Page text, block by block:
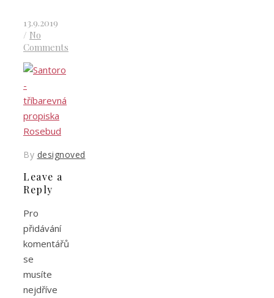
13.9.2019
/ No
Comments
By designoved
Leave a
Reply
Pro
přidávání
komentářů
se
musíte
nejdříve